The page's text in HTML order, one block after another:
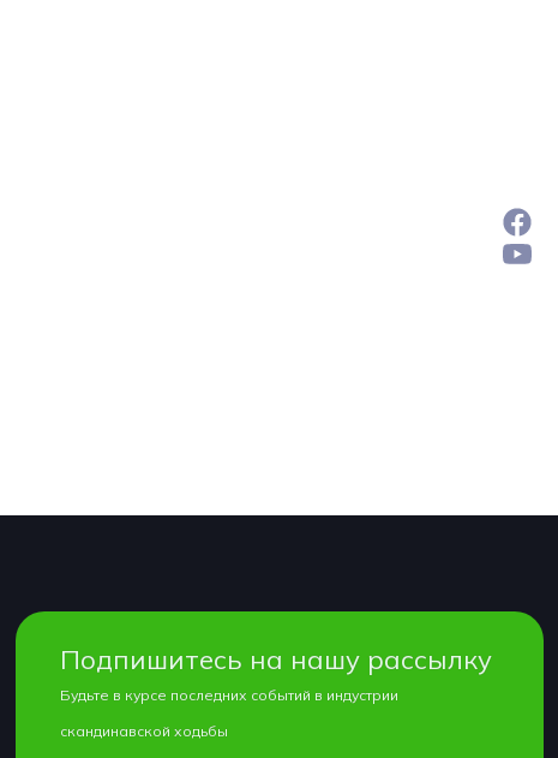
Подпишитесь на нашу рассылку
Будьте в курсе последних событий в индустрии
скандинавской ходьбы